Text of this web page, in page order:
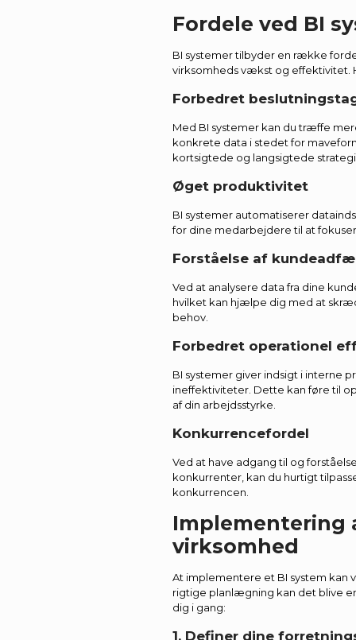
Fordele ved BI
BI systemer tilbyder en række
virksomheds vækst og effektivitet.
Forbedret
Med BI systemer kan du træffe
konkrete data i stedet for
kortsigtede og langsigtede
Øget produktivitet
BI systemer automatiserer
for dine medarbejdere til at
Forståelse af
Ved at analysere data fra dine
hvilket kan hjælpe dig med at
behov.
Forbedret operationel
BI systemer giver indsigt i interne
ineffektiviteter. Dette kan føre til
af din arbejdsstyrke.
Konkurrencefordel
Ved at have adgang til og
konkurrenter, kan du hurtigt
konkurrencen.
Implementering
virksomhed
At implementere et BI system kan
rigtige planlægning kan det blive
dig i gang:
1. Definer dine